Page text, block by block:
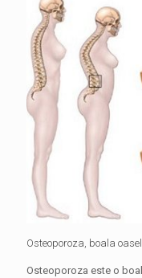
Osteoporoza, boala
Osteoporoza este o